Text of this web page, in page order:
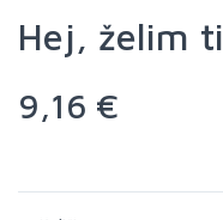
Hej, želim
9,16 €